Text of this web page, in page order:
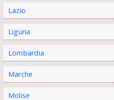
Lazio
Liguria
Lombardia
Marche
Molise